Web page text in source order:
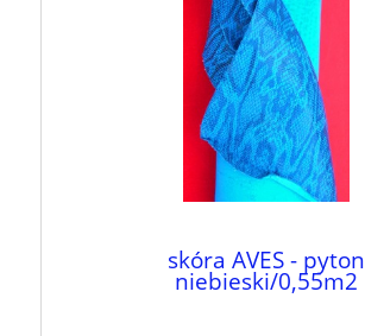
skóra AVES - pyton
niebieski/0,55m2